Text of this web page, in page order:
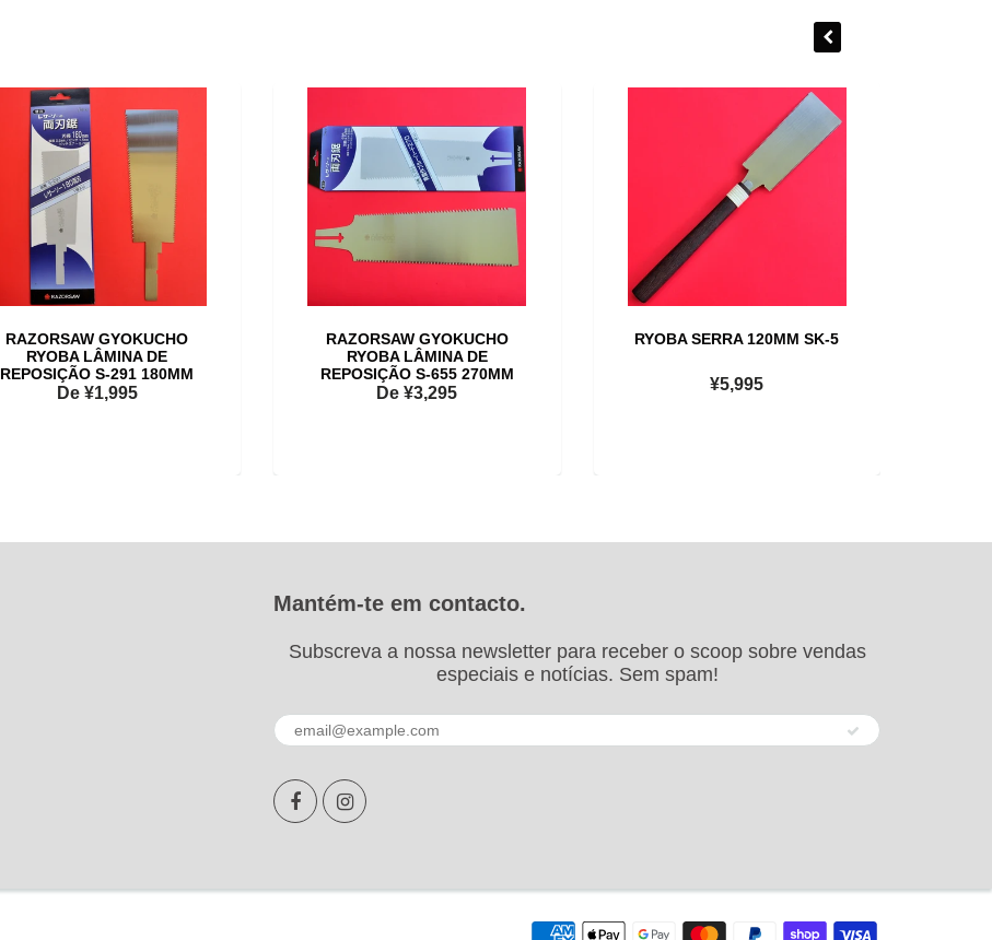
RAZORSAW GYOKUCHO
RYOBA LÂMINA DE
REPOSIÇÃO S-291 180MM
De ¥1,995
RAZORSAW GYOKUCHO
RYOBA LÂMINA DE
REPOSIÇÃO S-655 270MM
De¥3,295
RYOBA SERRA 120MM SK-5
¥5,995
Mantém-te em contacto.
Subscreva a nossa newsletter para receber o scoop sobre vendas
especiais e notícias. Sem spam!